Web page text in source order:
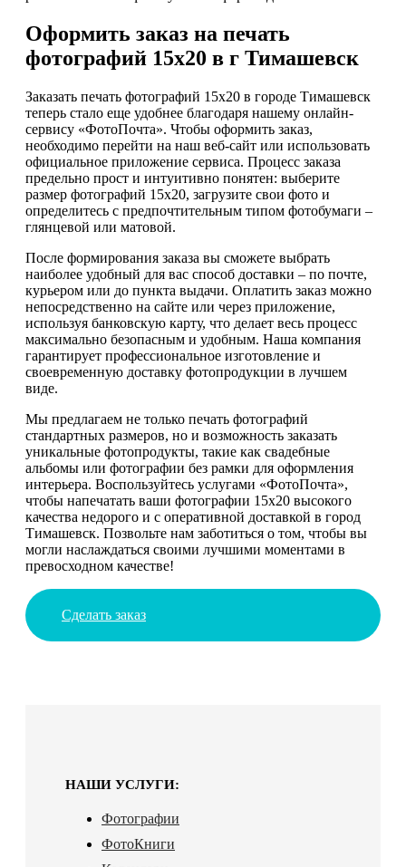
Оформить заказ на печать
фотографий 15х20 в г Тимашевск
Заказать печать фотографий 15х20 в городе Тимашевск
теперь стало еще удобнее благодаря нашему онлайн-
сервису «ФотоПочта». Чтобы оформить заказ,
необходимо перейти на наш веб-сайт или использовать
официальное приложение сервиса. Процесс заказа
предельно прост и интуитивно понятен: выберите
размер фотографий 15х20, загрузите свои фото и
определитесь с предпочтительным типом фотобумаги –
глянцевой или матовой.
После формирования заказа вы сможете выбрать
наиболее удобный для вас способ доставки – по почте,
курьером или до пункта выдачи. Оплатить заказ можно
непосредственно на сайте или через приложение,
используя банковскую карту, что делает весь процесс
максимально безопасным и удобным. Наша компания
гарантирует профессиональное изготовление и
своевременную доставку фотопродукции в лучшем
виде.
Мы предлагаем не только печать фотографий
стандартных размеров, но и возможность заказать
уникальные фотопродукты, такие как свадебные
альбомы или фотографии без рамки для оформления
интерьера. Воспользуйтесь услугами «ФотоПочта»,
чтобы напечатать ваши фотографии 15х20 высокого
качества недорого и с оперативной доставкой в город
Тимашевск. Позвольте нам заботиться о том, чтобы вы
могли наслаждаться своими лучшими моментами в
превосходном качестве!
Сделать заказ
НАШИ УСЛУГИ:
Фотографии
ФотоКниги